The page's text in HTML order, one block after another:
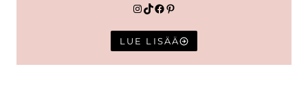
Instagram
TikTok
Facebook
Pinterest
LUE LISÄÄ